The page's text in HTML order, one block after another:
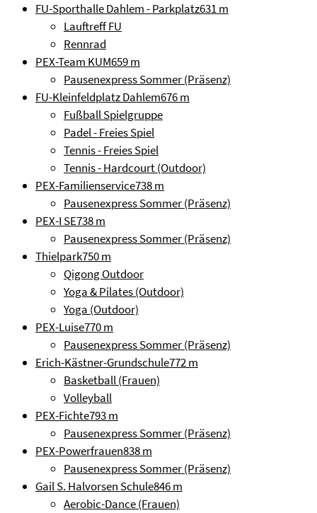
FU-Sporthalle Dahlem - Parkplatz631 m
Lauftreff FU
Rennrad
PEX-Team KUM659 m
Pausenexpress Sommer (Präsenz)
FU-Kleinfeldplatz Dahlem676 m
Fußball Spielgruppe
Padel - Freies Spiel
Tennis - Freies Spiel
Tennis - Hardcourt (Outdoor)
PEX-Familienservice738 m
Pausenexpress Sommer (Präsenz)
PEX-I SE738 m
Pausenexpress Sommer (Präsenz)
Thielpark750 m
Qigong Outdoor
Yoga & Pilates (Outdoor)
Yoga (Outdoor)
PEX-Luise770 m
Pausenexpress Sommer (Präsenz)
Erich-Kästner-Grundschule772 m
Basketball (Frauen)
Volleyball
PEX-Fichte793 m
Pausenexpress Sommer (Präsenz)
PEX-Powerfrauen838 m
Pausenexpress Sommer (Präsenz)
Gail S. Halvorsen Schule846 m
Aerobic-Dance (Frauen)